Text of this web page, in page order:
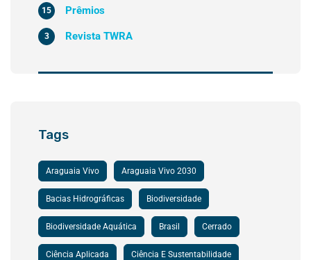
Prêmios
15
Revista TWRA
3
Tags
Araguaia Vivo Araguaia Vivo 2030
Bacias Hidrográficas Biodiversidade
Biodiversidade Aquática Brasil Cerrado
Ciência Aplicada Ciência E Sustentabilidade